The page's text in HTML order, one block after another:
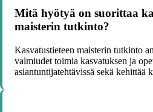
Mitä hyötyä on suorittaa
maisterin tutkinto?
Kasvatustieteen maisterin tutkinto
valmiudet toimia kasvatuksen ja
asiantuntijatehtävissä sekä kehittää